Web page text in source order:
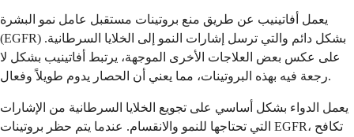
يعمل أفاتينيب عن طريق منع بروتينات مستقبل عامل نمو البشرة
(EGFR) بشكل دائم والتي ترسل إشارات النمو إلى الخلايا السرطانية.
على عكس بعض العلاجات الأخرى الموجهة، يرتبط أفاتينيب بشكل لا
رجعة فيه بهذه البروتينات، مما يعني أن الحصار يدوم طويلاً وفعال.
يعمل الدواء بشكل أساسي على تجويع الخلايا السرطانية من الإشارات
التي تحتاجها للنمو والانقسام. عندما يتم حظر بروتينات EGFR، تكافح